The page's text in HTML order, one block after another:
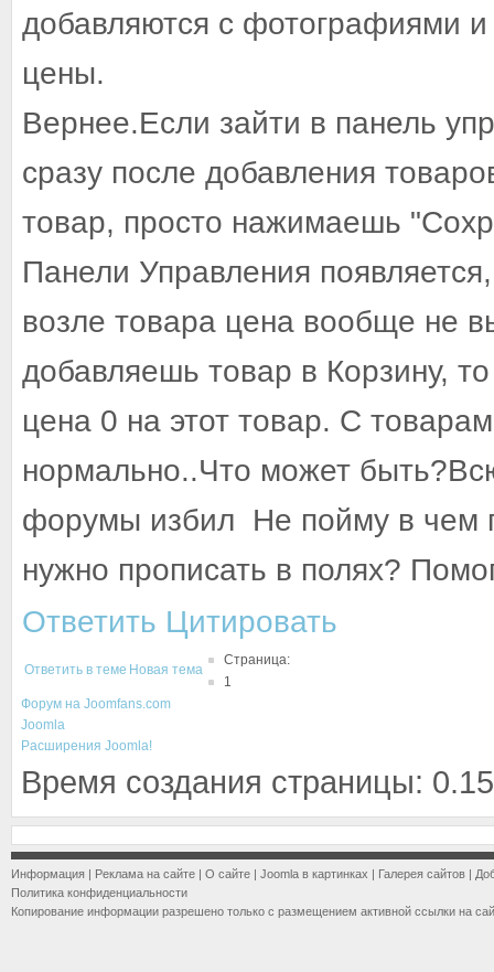
добавляются с фотографиями
цены.
Вернее.Если зайти в панель
сразу после добавления
товар, просто нажимаешь
Панели Управления
возле товара цена вообще не
добавляешь товар в Корзину,
цена 0 на этот товар. С
нормально..Что может
форумы избил Не пойму в чем
нужно прописать в полях?
Ответить Цитировать
Ответить в теме Новая тема
Страница:
1
Форум на Joomfans.com
Joomla
Расширения Joomla!
Время создания страницы:
Информация | Реклама на сайте | О сайте | Joomla в картинках | Галерея сайтов |
Политика конфиденциальности
Копирование информации разрешено только с размещением активной ссылки на